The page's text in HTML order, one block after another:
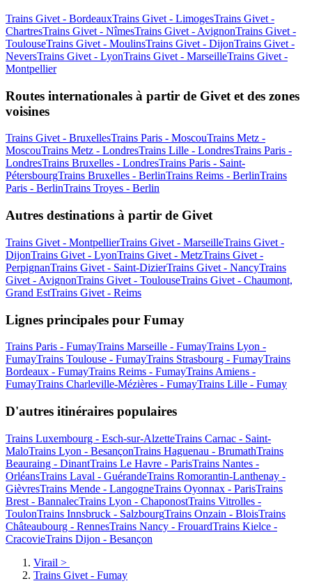
Trains Givet - BordeauxTrains Givet - LimogesTrains Givet -
ChartresTrains Givet - NîmesTrains Givet - AvignonTrains Givet -
ToulouseTrains Givet - MoulinsTrains Givet - DijonTrains Givet -
NeversTrains Givet - LyonTrains Givet - MarseilleTrains Givet -
Montpellier
Routes internationales à partir de Givet et des zones
voisines
Trains Givet - BruxellesTrains Paris - MoscouTrains Metz -
MoscouTrains Metz - LondresTrains Lille - LondresTrains Paris -
LondresTrains Bruxelles - LondresTrains Paris - Saint-
PétersbourgTrains Bruxelles - BerlinTrains Reims - BerlinTrains
Paris - BerlinTrains Troyes - Berlin
Autres destinations à partir de Givet
Trains Givet - MontpellierTrains Givet - MarseilleTrains Givet -
DijonTrains Givet - LyonTrains Givet - MetzTrains Givet -
PerpignanTrains Givet - Saint-DizierTrains Givet - NancyTrains
Givet - AvignonTrains Givet - ToulouseTrains Givet - Chaumont,
Grand EstTrains Givet - Reims
Lignes principales pour Fumay
Trains Paris - FumayTrains Marseille - FumayTrains Lyon -
FumayTrains Toulouse - FumayTrains Strasbourg - FumayTrains
Bordeaux - FumayTrains Reims - FumayTrains Amiens -
FumayTrains Charleville-Mézières - FumayTrains Lille - Fumay
D'autres itinéraires populaires
Trains Luxembourg - Esch-sur-AlzetteTrains Carnac - Saint-
MaloTrains Lyon - BesançonTrains Haguenau - BrumathTrains
Beauraing - DinantTrains Le Havre - ParisTrains Nantes -
OrléansTrains Laval - GuérandeTrains Romorantin-Lanthenay -
GièvresTrains Mende - LangogneTrains Oyonnax - ParisTrains
Brest - BannalecTrains Lyon - ChaponostTrains Vitrolles -
ToulonTrains Innsbruck - SalzbourgTrains Onzain - BloisTrains
Châteaubourg - RennesTrains Nancy - FrouardTrains Kielce -
CracovieTrains Dijon - Besançon
Virail >
Trains Givet - Fumay